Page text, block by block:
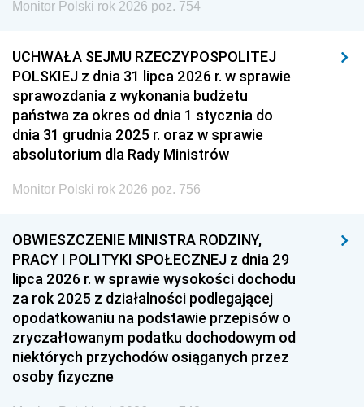
Monitor Polski rok 2026 poz. 754
UCHWAŁA SEJMU RZECZYPOSPOLITEJ
POLSKIEJ z dnia 31 lipca 2026 r. w sprawie
sprawozdania z wykonania budżetu
państwa za okres od dnia 1 stycznia do
dnia 31 grudnia 2025 r. oraz w sprawie
absolutorium dla Rady Ministrów
Monitor Polski rok 2026 poz. 756
OBWIESZCZENIE MINISTRA RODZINY,
PRACY I POLITYKI SPOŁECZNEJ z dnia 29
lipca 2026 r. w sprawie wysokości dochodu
za rok 2025 z działalności podlegającej
opodatkowaniu na podstawie przepisów o
zryczałtowanym podatku dochodowym od
niektórych przychodów osiąganych przez
osoby fizyczne